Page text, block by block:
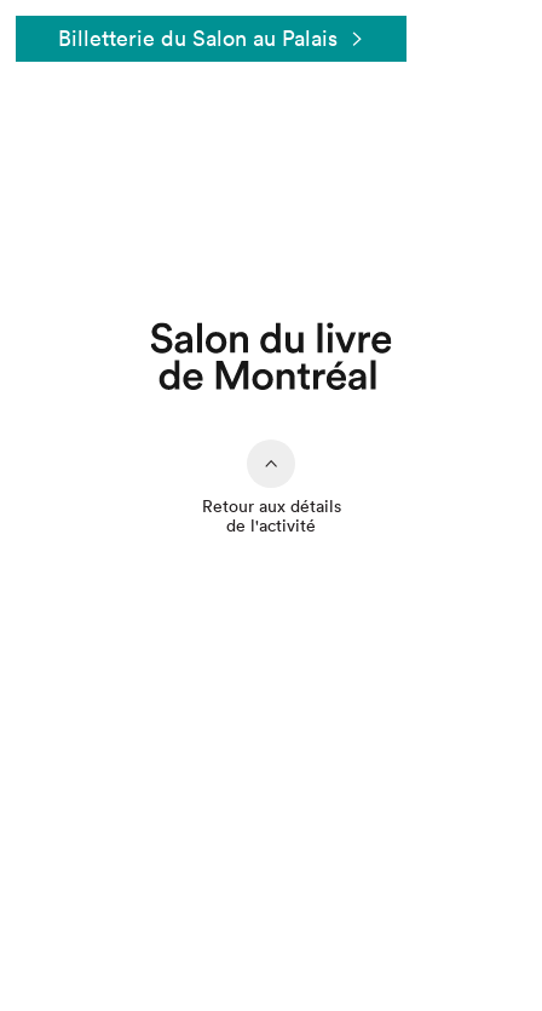
Billetterie du Salon au Palais
Retour aux détails
de l'activité